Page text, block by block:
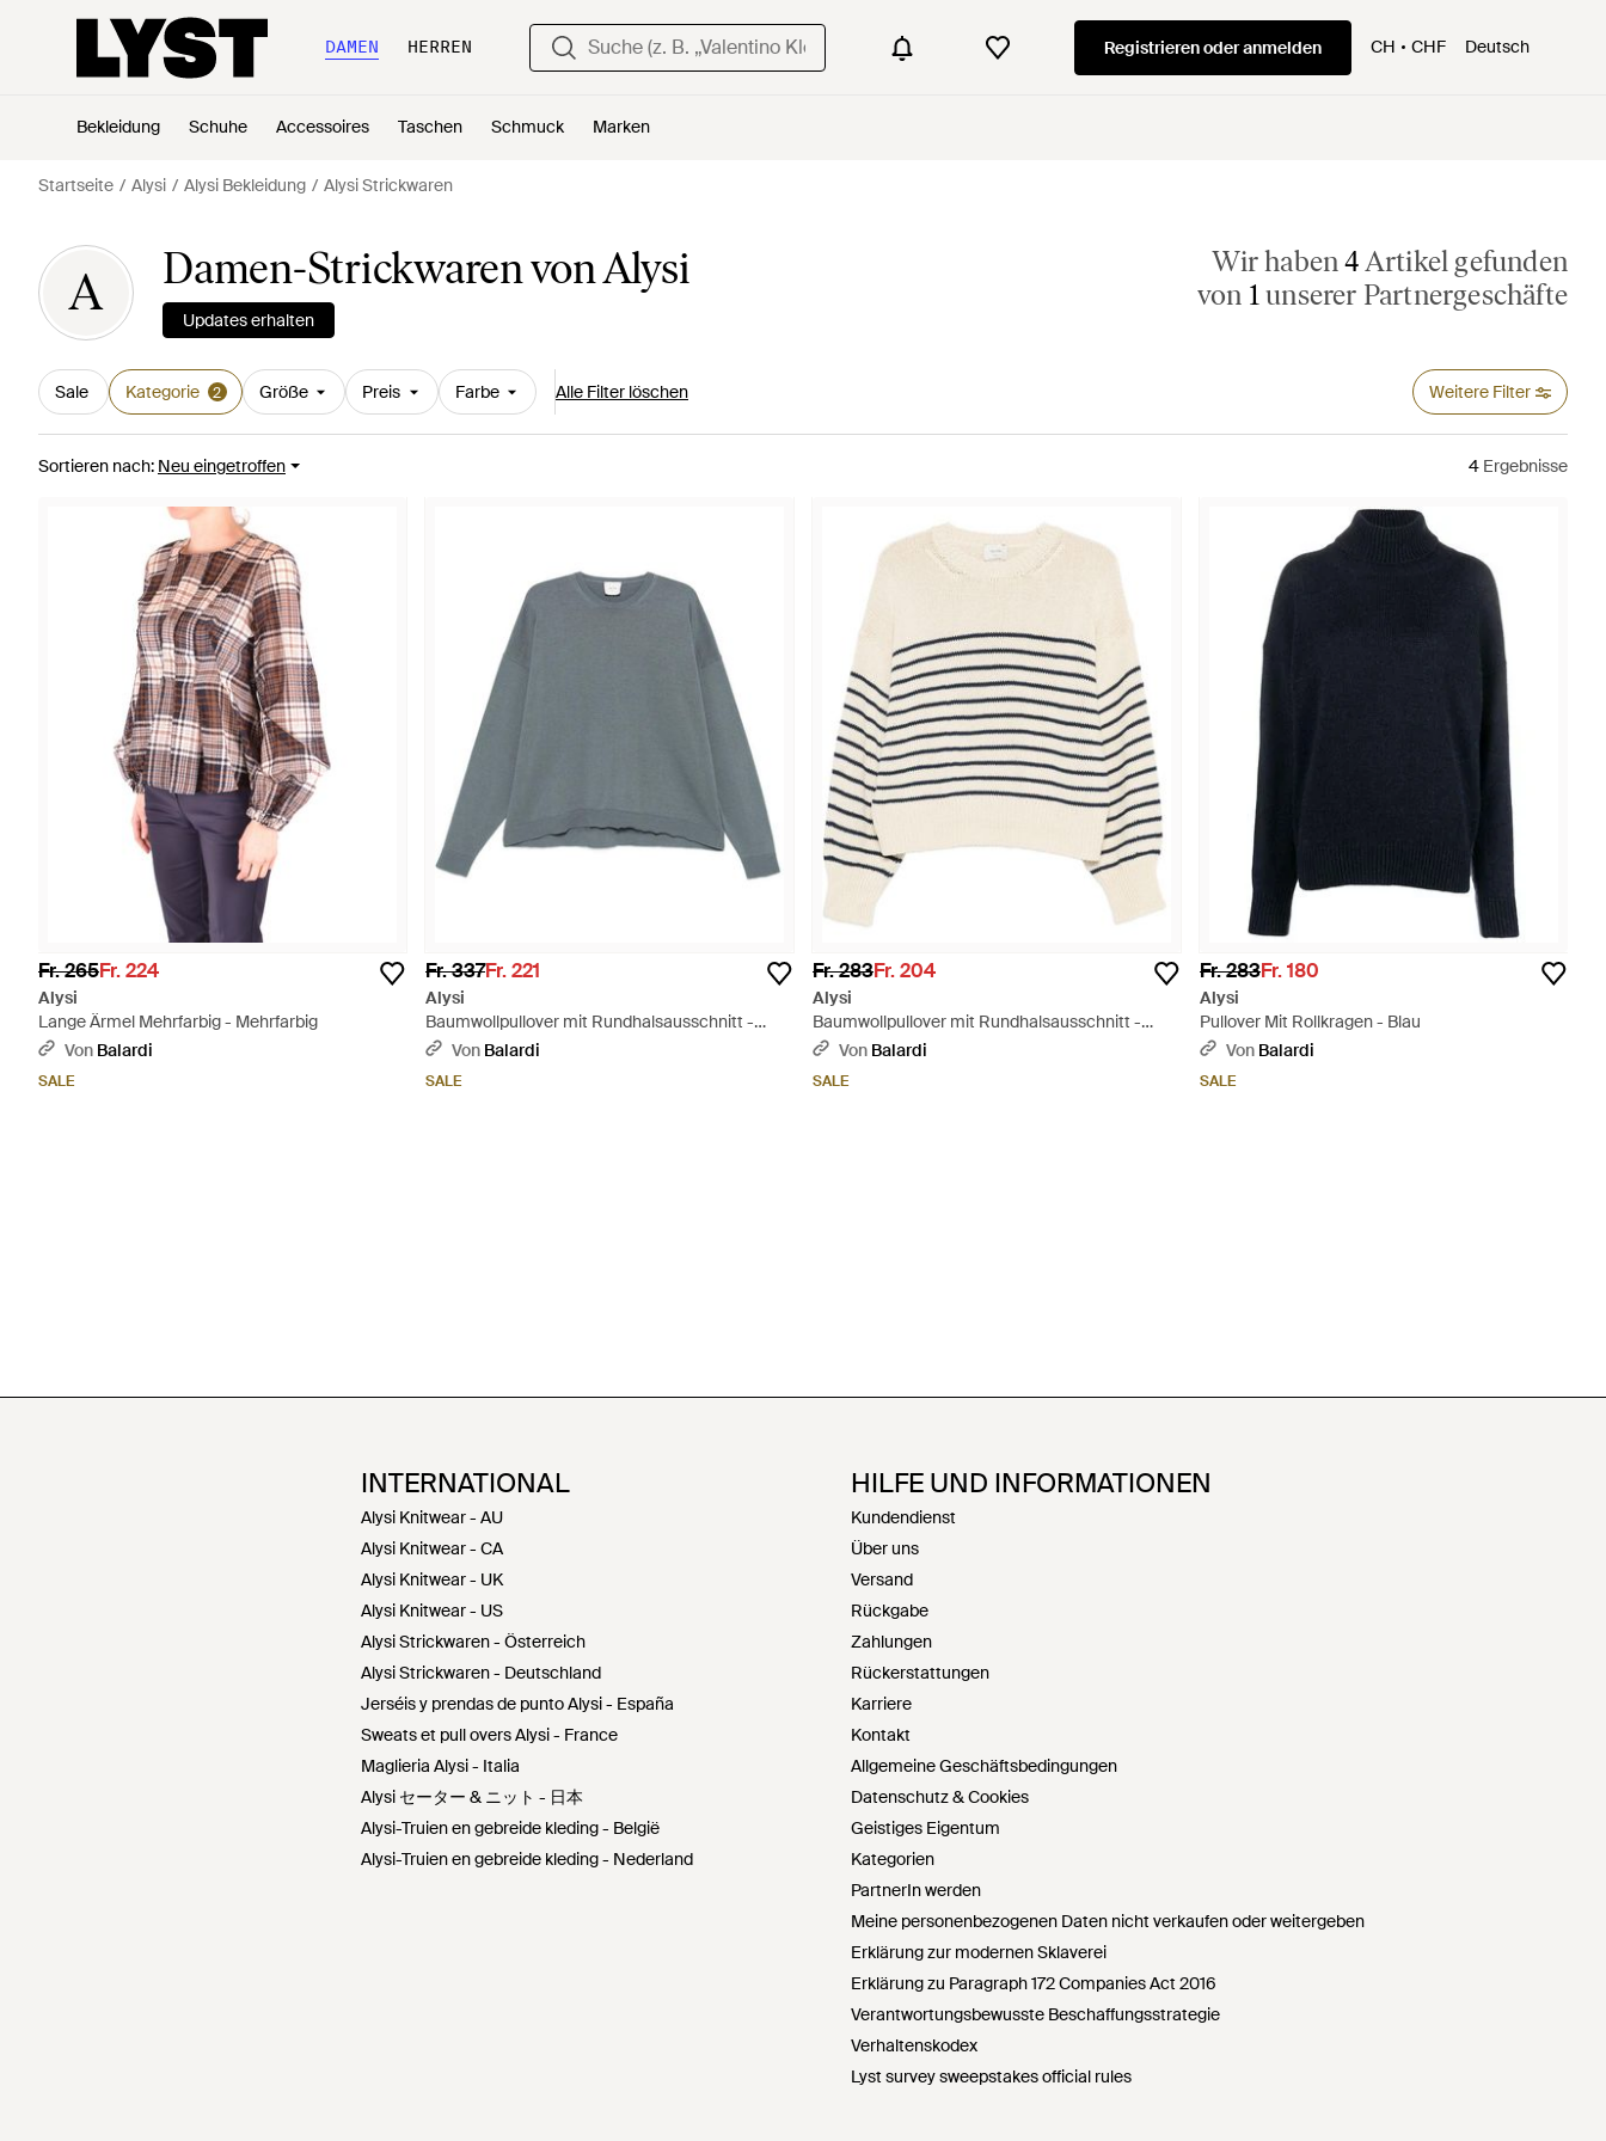
DAMEN HERREN Registrieren oder anmelden CH CHF Deutsch
Bekleidung Schuhe Accessoires Taschen Schmuck Marken
Startseite Alysi Alysi Bekleidung Alysi Strickwaren
A Damen-Strickwaren von Alysi
Updates erhalten
Wir haben4Artikel gefunden
von 1unserer Partnergeschäfte
Sale Kategorie 2 Größe Preis Farbe Alle Filter löschen Weitere Filter
Sortieren nach: Neu eingetroffen 4 Ergebnisse
Fr. 265Fr. 224
Alysi
Lange Ärmel Mehrfarbig - Mehrfarbig
Von Balardi
SALE
Fr. 337Fr. 221
Alysi
Baumwollpullover mit Rundhalsausschnitt -
GrauVon Balardi
SALE
Fr. 283Fr. 204
Alysi
Baumwollpullover mit Rundhalsausschnitt -
WeißVon Balardi
SALE
Fr. 283Fr. 180
Alysi
Pullover Mit Rollkragen - Blau
Von Balardi
SALE
INTERNATIONAL
Alysi Knitwear - AU
Alysi Knitwear - CA
Alysi Knitwear - UK
Alysi Knitwear - US
Alysi Strickwaren - Österreich
Alysi Strickwaren - Deutschland
Jerséis y prendas de punto Alysi - España
Sweats et pull overs Alysi - France
Maglieria Alysi - Italia
Alysi セーター & ニット - 日本
Alysi-Truien en gebreide kleding - België
Alysi-Truien en gebreide kleding - Nederland
HILFE UND INFORMATIONEN
Kundendienst
Über uns
Versand
Rückgabe
Zahlungen
Rückerstattungen
Karriere
Kontakt
Allgemeine Geschäftsbedingungen
Datenschutz & Cookies
Geistiges Eigentum
Kategorien
PartnerIn werden
Meine personenbezogenen Daten nicht verkaufen oder weitergeben
Erklärung zur modernen Sklaverei
Erklärung zu Paragraph 172 Companies Act 2016
Verantwortungsbewusste Beschaffungsstrategie
Verhaltenskodex
Lyst survey sweepstakes official rules